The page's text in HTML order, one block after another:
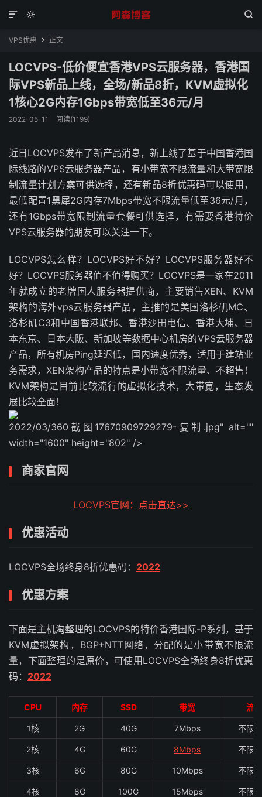
 

VPS优惠  正文
LOCVPS-低价便宜香港VPS云服务器，香港国
际VPS新品上线，全场/新品8折，KVM虚拟化
1核心2G内存1Gbps带宽低至36元/月
2022-05-11 阅读(1199)
近日LOCVPS发布了新产品消息，新上线了基于中国香港国
际线路的VPS云服务器产品，有小带宽不限流量和大带宽限
制流量计划方案可供选择，还有新品8折优惠码可以使用，
最低配置1黑犀2G内存7Mbps带宽不限流量低至36元/月，
还有1Gbps带宽限制流量套餐可供选择，有需要香港特价
VPS云服务器的朋友可以关注一下。
LOCVPS怎么样？LOCVPS好不好？LOCVPS服务器好不
好？LOCVPS服务器值不值得购买？LOCVPS是一家在2011
年就成立的老牌国人服务器提供商，主要销售XEN、KVM
架构的海外vps云服务器产品，主推的是美国洛杉矶MC、
洛杉矶C3和中国香港联邦、香港沙田电信、香港大埔、日
本东京、日本大阪、新加坡等数据中心机房的VPS云服务器
产品，所有机房Ping延迟低，国内速度优秀，适用于建站业
务需求，XEN架构产品的特点是小带宽不限流量、不超售！
KVM架构是目前比较流行的虚拟化技术，大带宽，生态发
展比较全面！
2022/03/360截图17670909729279-复制.jpg" alt=""
width="1600" height="802" />
商家官网
LOCVPS官网：点击直达>>
优惠活动
LOCVPS全场终身8折优惠码： 2022
优惠方案
下面是主机淘整理的LOCVPS的特价香港国际-P系列，基于
KVM虚拟架构，BGP+NTT网络，分配的是小带宽不限流
量，下面整理的是原价，可使用LOCVPS全场终身8折优惠
码： 2022
CPU 内存 SSD 带宽 流量
1核 2G 40G 7Mbps 不限
2核 4G 60G 8Mbps 不限
3核 6G 80G 10Mbps 不限
4核 8G 100G 15Mbps 不限